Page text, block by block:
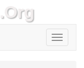
.Org
Toggle